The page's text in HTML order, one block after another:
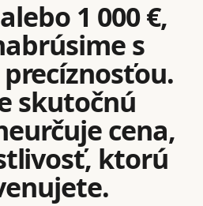
1 000 €,
s
skutočnú
cena,
ktorú